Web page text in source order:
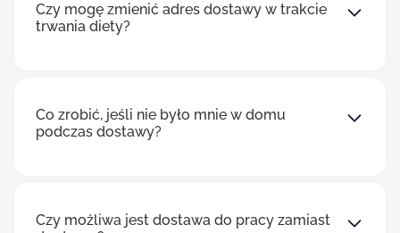
Czy mogę zmienić adres dostawy w trakcie
trwania diety?
Co zrobić, jeśli nie było mnie w domu
podczas dostawy?
Czy możliwa jest dostawa do pracy zamiast